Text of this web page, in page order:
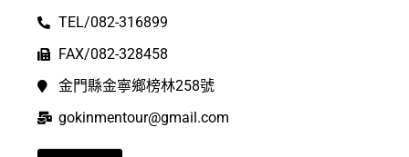
TEL/082-316899
FAX/082-328458
金門縣金寧鄉榜林258號
gokinmentour@gmail.com